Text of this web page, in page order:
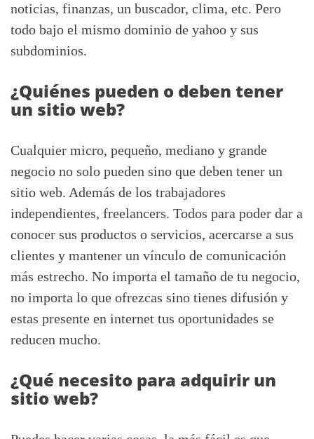
noticias, finanzas, un buscador, clima, etc. Pero
todo bajo el mismo dominio de yahoo y sus
subdominios.
¿Quiénes pueden o deben tener
un sitio web?
Cualquier micro, pequeño, mediano y grande
negocio no solo pueden sino que deben tener un
sitio web. Además de los trabajadores
independientes, freelancers. Todos para poder dar a
conocer sus productos o servicios, acercarse a sus
clientes y mantener un vínculo de comunicación
más estrecho. No importa el tamaño de tu negocio,
no importa lo que ofrezcas sino tienes difusión y
estas presente en internet tus oportunidades se
reducen mucho.
¿Qué necesito para adquirir un
sitio web?